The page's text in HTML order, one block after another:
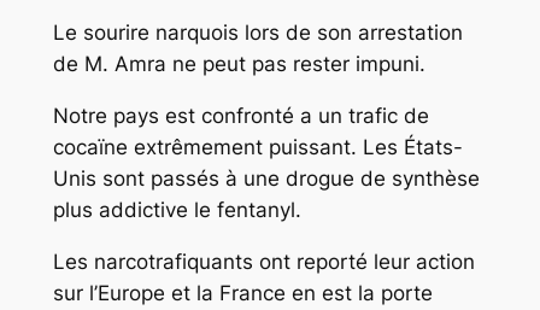
Le sourire narquois lors de son arrestation
de M. Amra ne peut pas rester impuni.
Notre pays est confronté a un trafic de
cocaïne extrêmement puissant. Les États-
Unis sont passés à une drogue de synthèse
plus addictive le fentanyl.
Les narcotrafiquants ont reporté leur action
sur l’Europe et la France en est la porte